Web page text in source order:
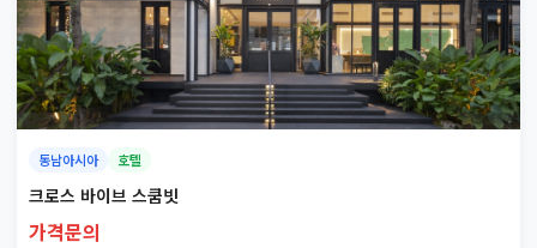
동남아시아 호텔
크로스 바이브 스쿰빗
가격문의